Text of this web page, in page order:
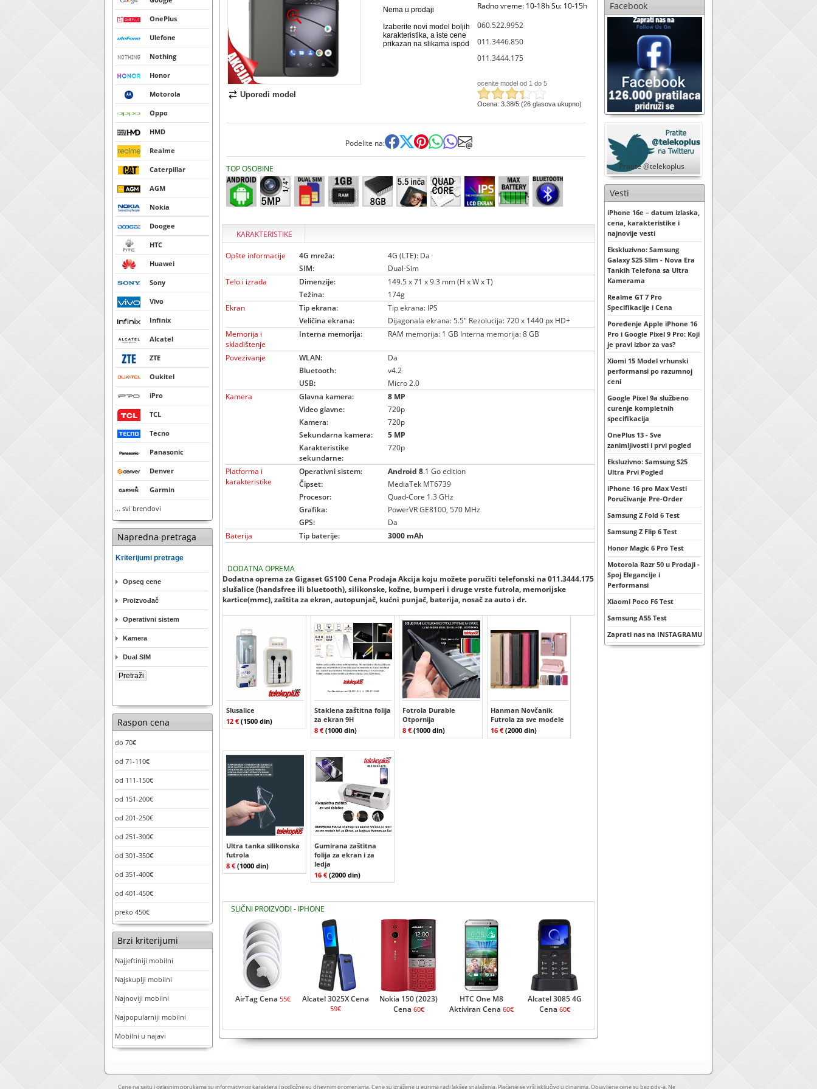
OnePlus
Ulefone
Nothing
Honor
Motorola
Oppo
HMD
Realme
Caterpillar
AGM
Nokia
Doogee
HTC
Huawei
Sony
Vivo
Infinix
Alcatel
ZTE
Oukitel
iPro
TCL
Tecno
Panasonic
Denver
Garmin
... svi brendovi
Napredna pretraga
Kriterijumi pretrage
Opseg cene
Proizvođač
Operativni sistem
Kamera
Dual SIM
Raspon cena
do 70€
od 71-110€
od 111-150€
od 151-200€
od 201-250€
od 251-300€
od 301-350€
od 351-400€
od 401-450€
preko 450€
Brzi kriterijumi
Najjeftiniji mobilni
Najskuplji mobilni
Najnoviji mobilni
Najpopularniji mobilni
Mobilni u najavi
Uporedi model
Nema u prodaji
Izaberite novi model boljih
karakteristika, a iste cene
prikazan na slikama ispod
Radno vreme: 10-18h Su: 10-15h
060.522.9952
011.3446.850
011.3444.175
ocenite model od 1 do 5
Ocena: 3.38/5 (26 glasova ukupno)
Podelite na:
TOP OSOBINE
KARAKTERISTIKE
Opšte informacije 4G mreža:
4G (LTE): Da
SIM:
Dual-Sim
Telo i izrada
Dimenzije:
149.5 x 71 x 9.3 mm (H x W x T)
Težina:
174g
Ekran
Tip ekrana:
Tip ekrana: IPS
Veličina ekrana:
Dijagonala ekrana: 5.5″ Rezolucija: 720 x 1440 px HD+
Memorija i
skladištenje
Interna memorija: RAM memorija: 1 GB Interna memorija: 8 GB
Povezivanje WLAN:
Da
Bluetooth:
v4.2
USB:
Micro 2.0
Kamera
Glavna kamera:
8 MP
Video glavne:
720p
Kamera:
720p
Sekundarna kamera:
5 MP
Karakteristike
sekundarne:
720p
Platforma i
karakteristike
Operativni sistem: Android 8.1 Go edition
Čipset:
MediaTek MT6739
Procesor:
Quad-Core 1.3 GHz
Grafika:
PowerVR GE8100, 570 MHz
GPS:
Da
Baterija
Tip baterije: 3000 mAh
DODATNA OPREMA
Dodatna oprema za Gigaset GS100 Cena Prodaja Akcija koju možete poručiti telefonski na 011.3444.175
slušalice (handsfree ili bluetooth), silikonske, kožne, bumperi i druge vrste futrola, memorijske
kartice(mmc), zaštita za ekran, autopunjač, kućni punjač, baterija, nosač za auto i dr.
Slusalice
12 € (1500 din)
Staklena zaštitna folija
za ekran 9H
8 € (1000 din)
Fotrola Durable
Otpornija
8 € (1000 din)
Hanman Novčanik
Futrola za sve modele
16 € (2000 din)
Ultra tanka silikonska
futrola
8 € (1000 din)
Gumirana zaštitna
folija za ekran i za
ledja
16 € (2000 din)
SLIČNI PROIZVODI - IPHONE
AirTag Cena 55€ Alcatel 3025X Cena
59€
Nokia 150 (2023)
Cena 60€
HTC One M8
Aktiviran Cena 60€
Alcatel 3085 4G
Cena 60€
Facebook
Pratite @telekoplus
Vesti
iPhone 16e – datum izlaska,
cena, karakteristike i
najnovije vesti
Ekskluzivno: Samsung
Galaxy S25 Slim - Nova Era
Tankih Telefona sa Ultra
Kamerama
Realme GT 7 Pro
Specifikacije i Cena
Poređenje Apple iPhone 16
Pro i Google Pixel 9 Pro: Koji
je pravi izbor za vas?
Xiomi 15 Model vrhunski
performansi po razumnoj
ceni
Google Pixel 9a službeno
curenje kompletnih
specifikacija
OnePlus 13 - Sve
zanimljivosti i prvi pogled
Eksluzivno: Samsung S25
Ultra Prvi Pogled
iPhone 16 pro Max Vesti
Poručivanje Pre-Order
Samsung Z Fold 6 Test
Samsung Z Flip 6 Test
Honor Magic 6 Pro Test
Motorola Razr 50 u Prodaji -
Spoj Elegancije i
Performansi
Xiaomi Poco F6 Test
Samsung A55 Test
Zaprati nas na INSTAGRAMU
Cene na sajtu i oglasnim porukama su informativnog karaktera i podložne su dnevnim promenama. Cene su izražene u eurima radi lakšeg snalaženja. Plaćanje se vrši isključivo u dinarima. Objavljene cene su bez pdv-a. Ne